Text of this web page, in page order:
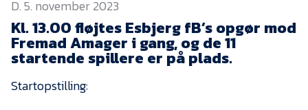
EfB Akademi
Sydvestjysk Fodbold
Samarbejde
Partnere
Blue Water Arena
D. 5. november 2023
Kl. 13.00 fløjtes Esbjerg fB’s opgør mod
Fremad Amager i gang, og de 11
startende spillere er på plads.
Startopstilling: